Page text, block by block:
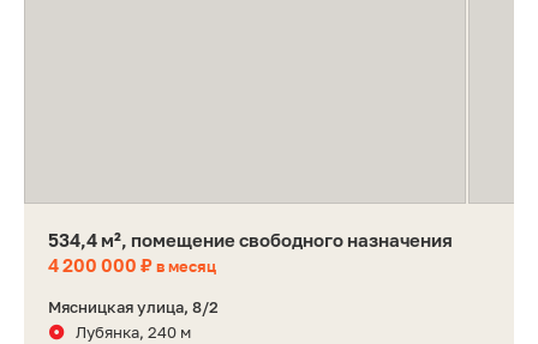
534,4 м², помещение свободного назначения
4 200 000 ₽в месяц
Мясницкая улица, 8/2
Лубянка, 240 м